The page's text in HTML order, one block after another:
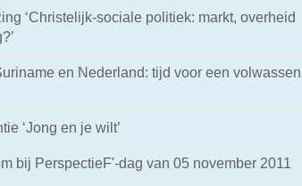
‘Christelijk-sociale politiek: markt, overheid
en Nederland: tijd voor een volwassen
‘Jong en je wilt’
bij PerspectieF'-dag van 05 november 2011